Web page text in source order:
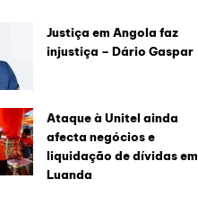
Justiça em Angola faz
injustiça – Dário Gaspar
Ataque à Unitel ainda
afecta negócios e
liquidação de dívidas em
Luanda